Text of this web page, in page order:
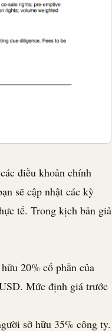
điều khoản chính
sẽ cập nhật các kỳ
tế. Trong kịch bản giả
20% cổ phần của
Mức định giá trước
sở hữu 35% công ty.